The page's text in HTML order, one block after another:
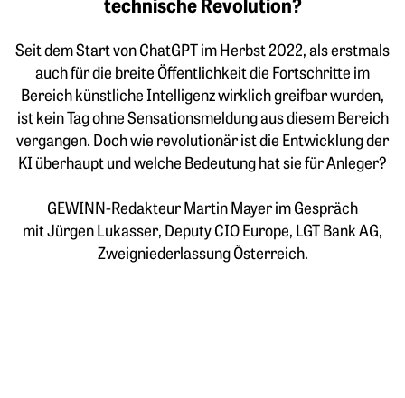
Seit dem Start von ChatGPT im Herbst 2022, als erstmals
auch für die breite Öffentlichkeit die Fortschritte im
Bereich künstliche Intelligenz wirklich greifbar wurden,
ist kein Tag ohne Sensationsmeldung aus diesem Bereich
vergangen. Doch wie revolutionär ist die Entwicklung der
KI überhaupt und welche Bedeutung hat sie für Anleger?
GEWINN-Redakteur Martin Mayer im Gespräch
mit Jürgen Lukasser, Deputy CIO Europe, LGT Bank AG,
Zweigniederlassung Österreich.